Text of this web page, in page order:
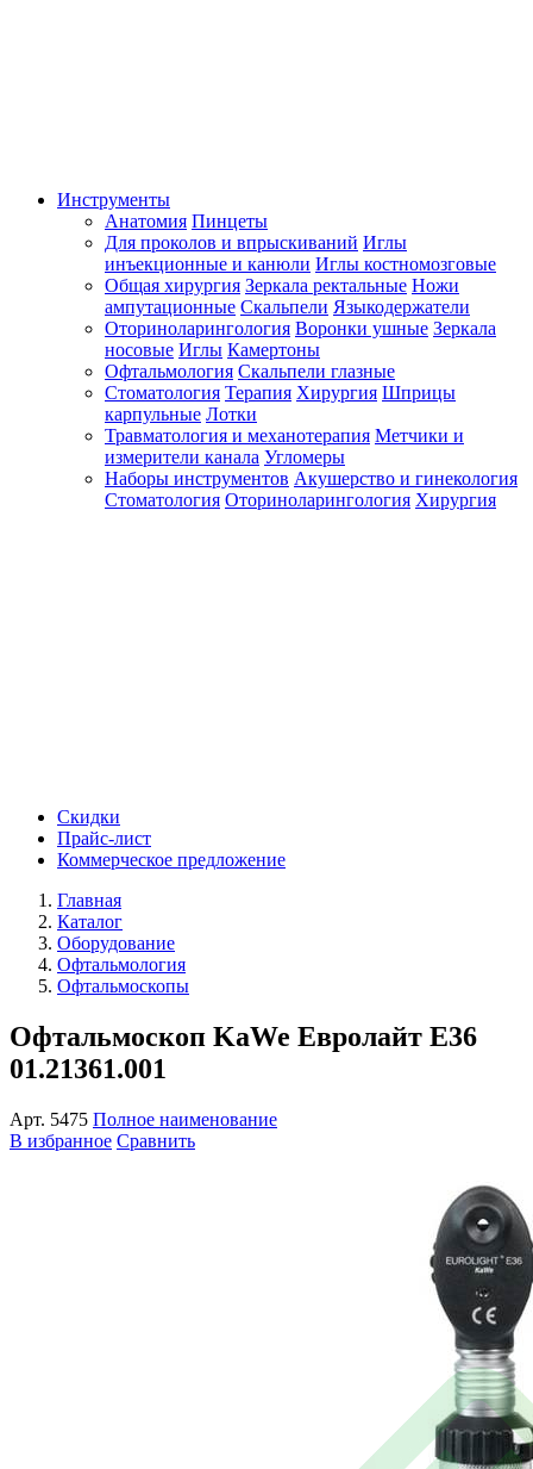
Инструменты
Анатомия Пинцеты
Для проколов и впрыскиваний Иглы
инъекционные и канюли Иглы костномозговые
Общая хирургия Зеркала ректальные Ножи
ампутационные Скальпели Языкодержатели
Оториноларингология Воронки ушные Зеркала
носовые Иглы Камертоны
Офтальмология Скальпели глазные
Стоматология Терапия Хирургия Шприцы
карпульные Лотки
Травматология и механотерапия Метчики и
измерители канала Угломеры
Наборы инструментов Акушерство и гинекология
Стоматология Оториноларингология Хирургия
Скидки
Прайс-лист
Коммерческое предложение
Главная
Каталог
Оборудование
Офтальмология
Офтальмоскопы
Офтальмоскоп KaWe Евролайт E36
01.21361.001
Арт. 5475 Полное наименование
В избранное Сравнить